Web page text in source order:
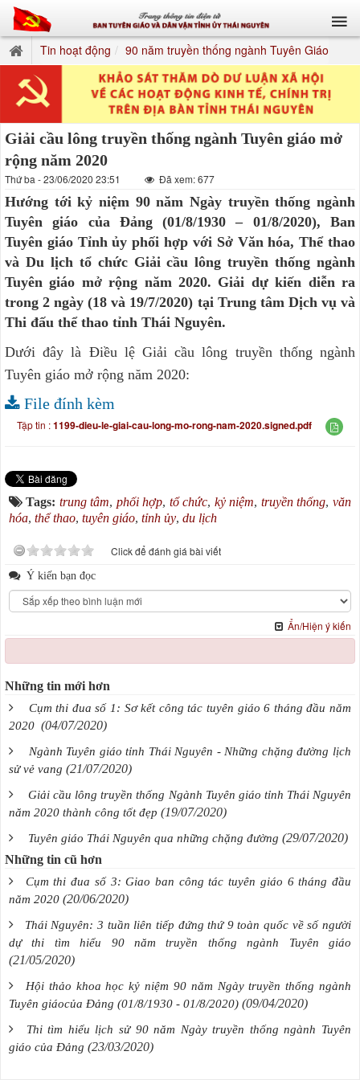
Tin hoạt động 90 năm truyền thống ngành Tuyên Giáo
Giải cầu lông truyền thống ngành Tuyên giáo mở
rộng năm 2020
Thứ ba - 23/06/2020 23:51 Đã xem: 677
Hướng tới kỷ niệm 90 năm Ngày truyền thống ngành
Tuyên giáo của Đảng (01/8/1930 – 01/8/2020), Ban
Tuyên giáo Tỉnh ủy phối hợp với Sở Văn hóa, Thể thao
và Du lịch tổ chức Giải cầu lông truyền thống ngành
Tuyên giáo mở rộng năm 2020. Giải dự kiến diễn ra
trong 2 ngày (18 và 19/7/2020) tại Trung tâm Dịch vụ và
Thi đấu thể thao tỉnh Thái Nguyên.
Dưới đây là Điều lệ Giải cầu lông truyền thống ngành
Tuyên giáo mở rộng năm 2020:
File đính kèm
Tập tin :1199-dieu-le-giai-cau-long-mo-rong-nam-2020.signed.pdf
Tags: trung tâm, phối hợp, tổ chức, kỷ niệm, truyền thống,văn
hóa, thể thao, tuyên giáo, tỉnh ủy, du lịch
Click để đánh giá bài viết
Ý kiến bạn đọc
Ẩn/Hiện ý kiến
Những tin mới hơn
Cụm thi đua số 1: Sơ kết công tác tuyên giáo 6 tháng đầu năm
2020 (04/07/2020)
Ngành Tuyên giáo tỉnh Thái Nguyên - Những chặng đường lịch
sử vẻ vang (21/07/2020)
Giải cầu lông truyền thống Ngành Tuyên giáo tỉnh Thái Nguyên
năm 2020 thành công tốt đẹp (19/07/2020)
Tuyên giáo Thái Nguyên qua những chặng đường (29/07/2020)
Những tin cũ hơn
Cụm thi đua số 3: Giao ban công tác tuyên giáo 6 tháng đầu
năm 2020 (20/06/2020)
Thái Nguyên: 3 tuần liên tiếp đứng thứ 9 toàn quốc về số người
dự thi tìm hiểu 90 năm truyền thống ngành Tuyên giáo
(21/05/2020)
Hội thảo khoa học kỷ niệm 90 năm Ngày truyền thống ngành
Tuyên giáocủa Đảng (01/8/1930 - 01/8/2020) (09/04/2020)
Thi tìm hiểu lịch sử 90 năm Ngày truyền thống ngành Tuyên
giáo của Đảng (23/03/2020)